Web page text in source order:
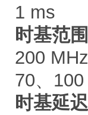
1 ms
时基范围
200
70、
时基延